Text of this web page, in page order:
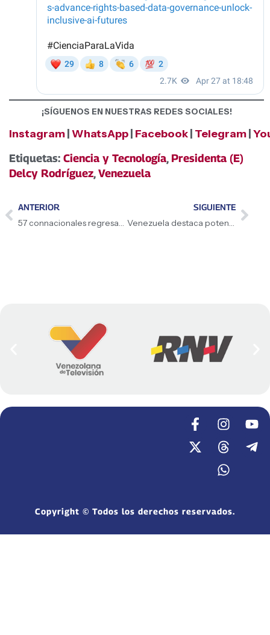
¡SÍGUENOS EN NUESTRAS REDES SOCIALES!
Instagram WhatsApp Facebook Telegram
Etiquetas: Ciencia y Tecnología, Presidenta (E)
Delcy Rodríguez,Venezuela
ANTERIOR
57 connacionales regresan a Venezuela para el reencuentro con sus raíces
SIGUIENTE
Venezuela destaca potencial económico y nuevo marco legal en Foro Empresarial en Italia
Copyright © Todos los derechos reservados.